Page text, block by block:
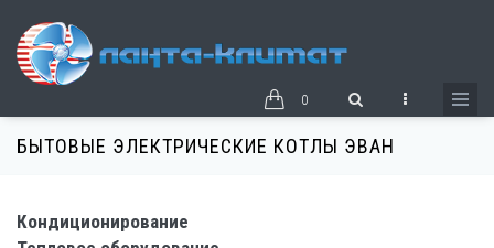
основному
0
БЫТОВЫЕ ЭЛЕКТРИЧЕСКИЕ КОТЛЫ ЭВАН
catalog-
Кондиционирование